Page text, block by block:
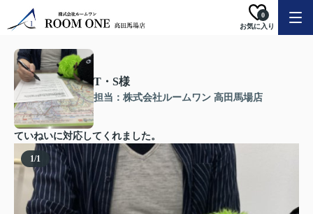
お気に入り
0
T・S様
担当：株式会社ルームワン 高田馬場店
ていねいに対応してくれました。
1/1